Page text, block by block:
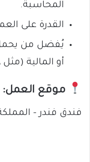
المحاسبة.
القدرة على
يُفضل من
أو المالية (مثل CPA أو CMA).
موقع العمل:
فندق فندر –